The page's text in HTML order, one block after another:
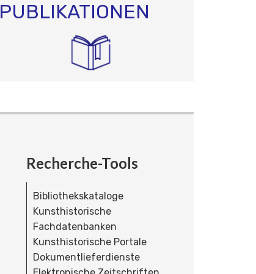
PUBLIKATIONEN
Recherche-Tools
Bibliothekskataloge
Kunsthistorische
Fachdatenbanken
Kunsthistorische Portale
Dokumentlieferdienste